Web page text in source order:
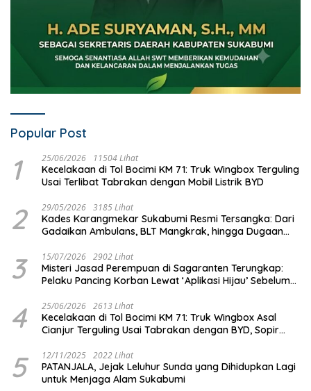
Popular Post
1 25/06/2026 11504 Lihat
Kecelakaan di Tol Bocimi KM 71: Truk Wingbox Terguling
Usai Terlibat Tabrakan dengan Mobil Listrik BYD
2 29/05/2026 3185 Lihat
Kades Karangmekar Sukabumi Resmi Tersangka: Dari
Gadaikan Ambulans, BLT Mangkrak, hingga Dugaan
3 15/07/2026 2902 Lihat
Misteri Jasad Perempuan di Sagaranten Terungkap:
Pelaku Pancing Korban Lewat ‘Aplikasi Hijau’ Sebelum
4 25/06/2026 2613 Lihat
Kecelakaan di Tol Bocimi KM 71: Truk Wingbox Asal
Cianjur Terguling Usai Tabrakan dengan BYD, Sopir
5 12/11/2025 2022 Lihat
PATANJALA, Jejak Leluhur Sunda yang Dihidupkan Lagi
untuk Menjaga Alam Sukabumi